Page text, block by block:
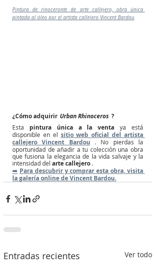
Pintura de rinoceronte de arte callejero, obra única
pintada al óleo por el artista callejero Vincent Bardou
¿Cómo adquirir Urban Rhinoceros ?
Esta pintura única a la venta
ya está
disponible en el sitio web oficial del artista
callejero Vincent Bardou
. No pierdas la
oportunidad de añadir a tu colección una obra
que fusiona la elegancia de la vida salvaje y la
intensidad del arte callejero .
➡️ Para descubrir y comprar esta obra, visita
la galería online de Vincent Bardou.
Entradas recientes Ver todo